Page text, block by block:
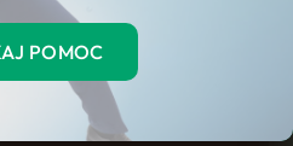
POMOC
model
scenariusze
do kontaktu